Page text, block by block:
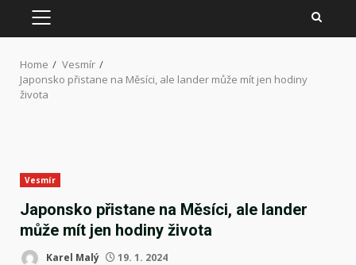
PRIMARY
MENU
Home
Vesmír
Japonsko přistane na Měsíci, ale lander může mít jen hodiny
života
Vesmír
Japonsko přistane na Měsíci, ale lander
může mít jen hodiny života
Karel Malý 19. 1. 2024